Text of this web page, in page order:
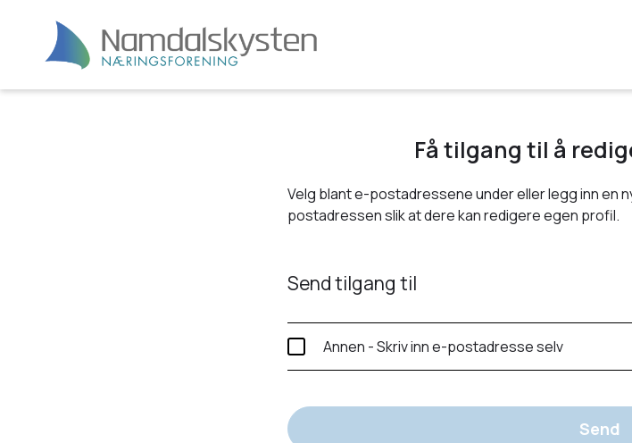
Få tilgang til å
Velg blant e-postadressene under eller legg inn en
postadressen slik at dere kan redigere egen profil.
Send tilgang til
Annen - Skriv inn e-postadresse selv
Send